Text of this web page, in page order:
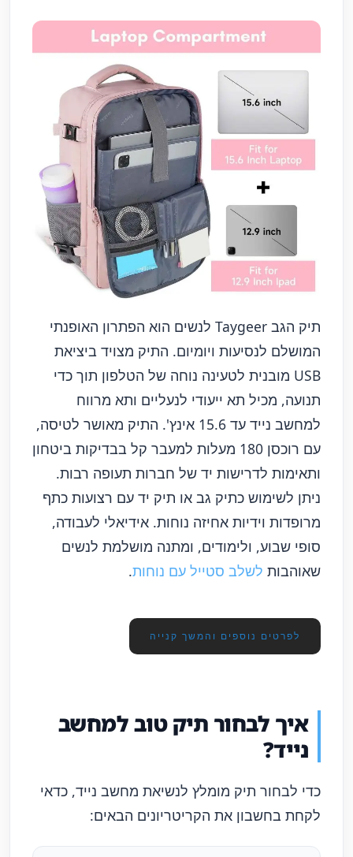
תיק הגב Taygeer לנשים הוא הפתרון האופנתי
המושלם לנסיעות ויומיום. התיק מצויד ביציאת
USB מובנית לטעינה נוחה של הטלפון תוך כדי
תנועה, מכיל תא ייעודי לנעליים ותא מרווח
למחשב נייד עד 15.6 אינץ'. התיק מאושר לטיסה,
עם רוכסן 180 מעלות למעבר קל בבדיקות ביטחון
ותאימות לדרישות יד של חברות תעופה רבות.
ניתן לשימוש כתיק גב או תיק יד עם רצועות כתף
מרופדות וידיות אחיזה נוחות. אידיאלי לעבודה,
סופי שבוע, ולימודים, ומתנה מושלמת לנשים
שאוהבות לשלב סטייל עם נוחות.
לפרטים נוספים והמשך קנייה
איך לבחור תיק טוב למחשב
נייד?
כדי לבחור תיק מומלץ לנשיאת מחשב נייד, כדאי
לקחת בחשבון את הקריטריונים הבאים: